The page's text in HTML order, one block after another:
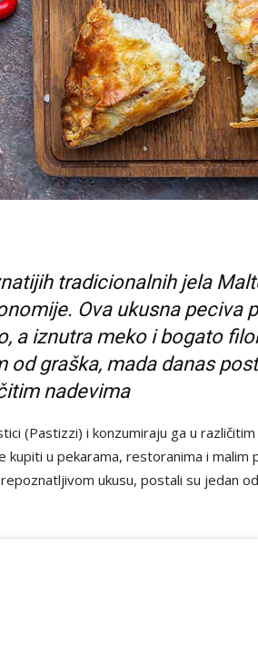
tradicionalnih jela
Ova ukusna peciva
a iznutra meko i bogato
od graška, mada danas
nadevima
(Pastizzi) i konzumiraju ga u različitim
kupiti u pekarama, restoranima i malim
ukusu, postali su jedan